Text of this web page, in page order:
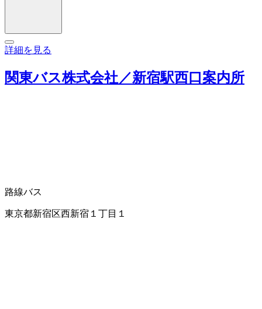
詳細を見る
関東バス株式会社／新宿駅西口案内所
路線バス
東京都新宿区西新宿１丁目１